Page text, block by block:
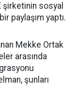
şirketinin sosyal
paylaşım yaptı.
Mekke Ortak
arasında
şunları